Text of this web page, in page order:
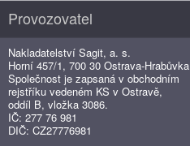
Provozovatel
Nakladatelství Sagit, a. s.
Horní 457/1, 700 30 Ostrava-Hrabůvka
Společnost je zapsaná v obchodním
rejstříku vedeném KS v Ostravě,
oddíl B, vložka 3086.
IČ: 277 76 981
DIČ: CZ27776981